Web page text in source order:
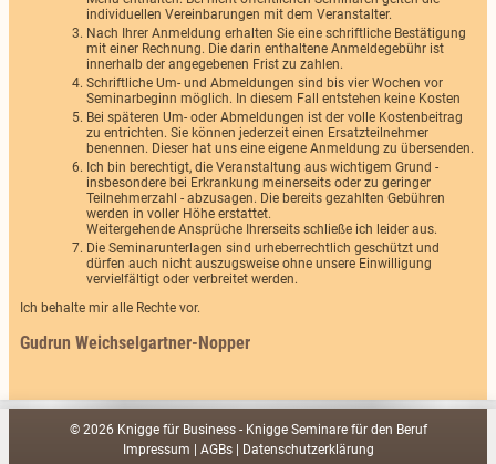
individuellen Vereinbarungen mit dem Veranstalter.
Nach Ihrer Anmeldung erhalten Sie eine schriftliche Bestätigung
mit einer Rechnung. Die darin enthaltene Anmeldegebühr ist
innerhalb der angegebenen Frist zu zahlen.
Schriftliche Um- und Abmeldungen sind bis vier Wochen vor
Seminarbeginn möglich. In diesem Fall entstehen keine Kosten
Bei späteren Um- oder Abmeldungen ist der volle Kostenbeitrag
zu entrichten. Sie können jederzeit einen Ersatzteilnehmer
benennen. Dieser hat uns eine eigene Anmeldung zu übersenden.
Ich bin berechtigt, die Veranstaltung aus wichtigem Grund -
insbesondere bei Erkrankung meinerseits oder zu geringer
Teilnehmerzahl - abzusagen. Die bereits gezahlten Gebühren
werden in voller Höhe erstattet.
Weitergehende Ansprüche Ihrerseits schließe ich leider aus.
Die Seminarunterlagen sind urheberrechtlich geschützt und
dürfen auch nicht auszugsweise ohne unsere Einwilligung
vervielfältigt oder verbreitet werden.
Ich behalte mir alle Rechte vor.
Gudrun Weichselgartner-Nopper
© 2026 Knigge für Business - Knigge Seminare für den Beruf
Impressum
AGBs Datenschutzerklärung